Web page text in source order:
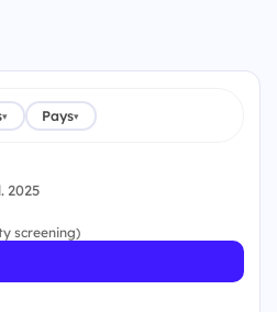
▾ Pays▾
2025
screening)